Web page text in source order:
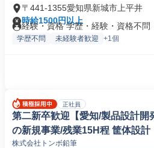
〒441-1355愛知県新城市上平井
時給1500円以上
経験・資格 学歴・経験・資格不問
学歴不問 未経験者歓迎 +1個
正社員
第二新卒歓迎【愛知/製品設計開
の新規事業/残業15H程 筐体設計
株式会社トンボ鉛筆